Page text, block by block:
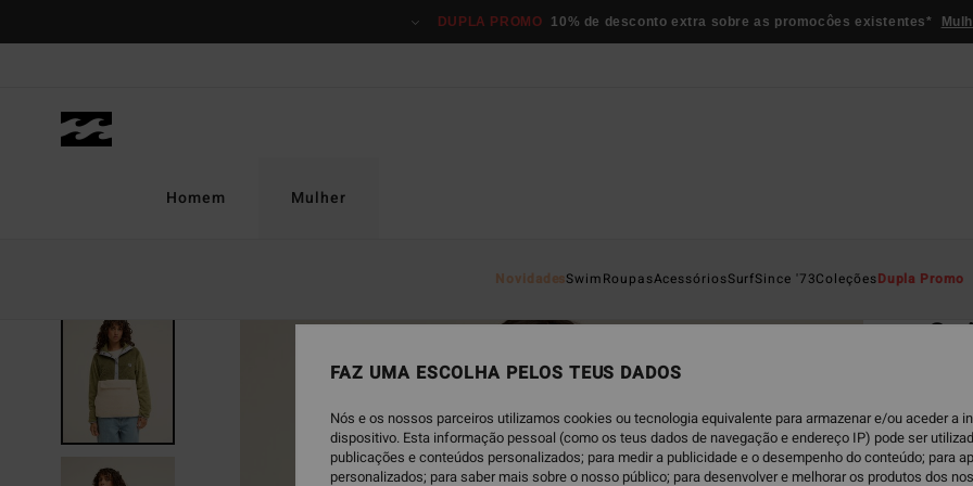
produto
DUPLA PROMO 10% de desconto extra sobre as promocôes existentes*
Homem Mulher
NovidadesSwimRoupasAcessóriosSurfSince '73ColeçõesDupla Promo
ECO-
€
FAZ UMA ESCOLHA PELOS TEUS DADOS
Nós e os nossos parceiros utilizamos cookies ou tecnologia equivalente para armazenar e/ou aceder a
dispositivo. Esta informação pessoal (como os teus dados de navegação e endereço IP) pode ser
publicações e conteúdos personalizados; para medir a publicidade e o desempenho do conteúdo; para
personalizados; para saber mais sobre o nosso público; para desenvolver e melhorar os produtos dos